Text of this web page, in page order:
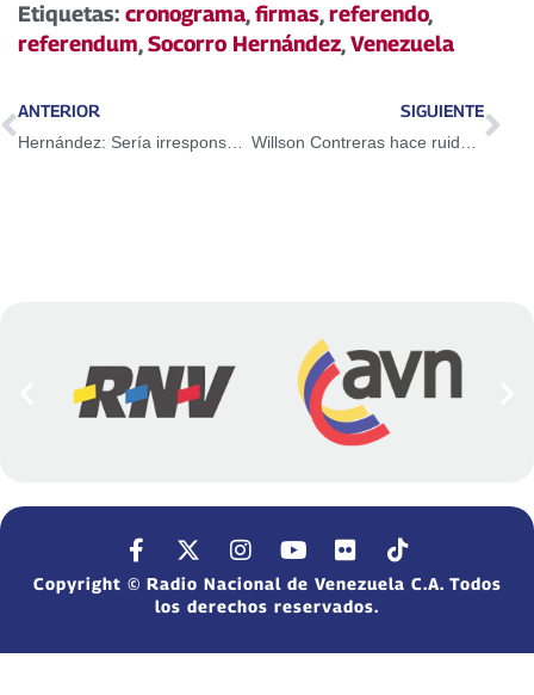
audio
Etiquetas: cronograma,firmas,referendo,
referendum,Socorro Hernández,Venezuela
ANTERIOR
Hernández: Sería irresponsable señalar fecha para realizar el referéndum
SIGUIENTE
Willson Contreras hace ruido en las menores de Cachorros
Copyright © Radio Nacional de Venezuela C.A. Todos
los derechos reservados.